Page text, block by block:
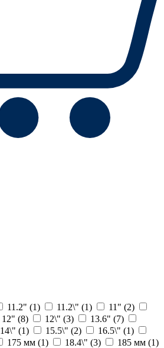
11.2" (1) 11.2\" (1) 11" (2)
12" (8) 12\" (3) 13.6" (7)
14\" (1) 15.5\" (2) 16.5\" (1)
175 мм (1) 18.4\" (3) 185 мм (1)